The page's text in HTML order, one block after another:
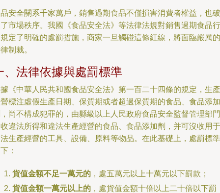
安全關系千家萬戶，銷售過期食品不僅損害消費者權益，也破
市場秩序。我國《食品安全法》等法律法規對銷售過期食品行
定了明確的處罰措施，商家一旦觸碰這條紅線，將面臨嚴厲的
制裁。
、法律依據與處罰標準
《中華人民共和國食品安全法》第一百二十四條的規定，生產
標注虛假生產日期、保質期或者超過保質期的食品、食品添加
尚不構成犯罪的，由縣級以上人民政府食品安全監督管理部門
違法所得和違法生產經營的食品、食品添加劑，并可沒收用于
生產經營的工具、設備、原料等物品。在此基礎上，處罰標準
：
貨值金額不足一萬元的 ，處五萬元以上十萬元以下罰款；
貨值金額一萬元以上的 ，處貨值金額十倍以上二十倍以下罰